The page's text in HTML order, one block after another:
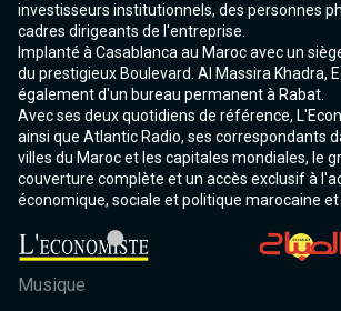
investisseurs institutionnels, des personnes
cadres dirigeants de l'entreprise.
Implanté à Casablanca au Maroc avec un
du prestigieux Boulevard. Al Massira Khadra,
également d'un bureau permanent à Rabat.
Avec ses deux quotidiens de référence,
ainsi que Atlantic Radio, ses correspondants
villes du Maroc et les capitales mondiales, le
couverture complète et un accès exclusif à
économique, sociale et politique marocaine
Musique